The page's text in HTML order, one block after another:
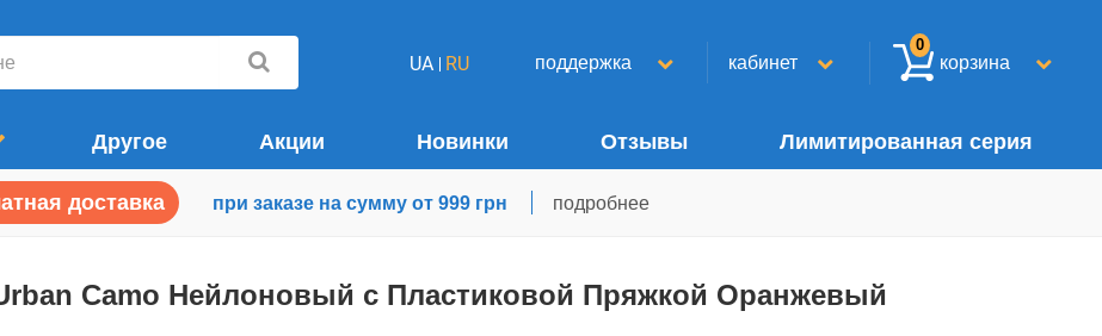
UA RU поддержка кабинет корзина
0
Другое Акции Новинки Отзывы Лимитированная серия
доставка при заказе на сумму от 999 грн подробнее
Camo Нейлоновый c Пластиковой Пряжкой Оранжевый